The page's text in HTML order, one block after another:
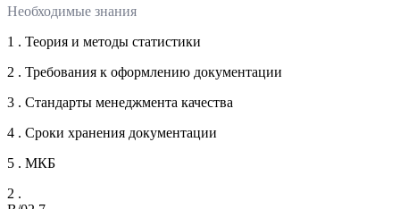
Необходимые знания
1 . Теория и методы статистики
2 . Требования к оформлению документации
3 . Стандарты менеджмента качества
4 . Сроки хранения документации
5 . МКБ
2 .